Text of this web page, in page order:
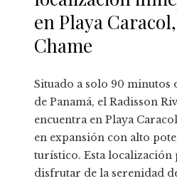
en Playa Caracol,
Chame
Situado a solo 90 minutos
de Panamá, el Radisson
encuentra en Playa
en expansión con alto
turístico. Esta localización
disfrutar de la serenidad